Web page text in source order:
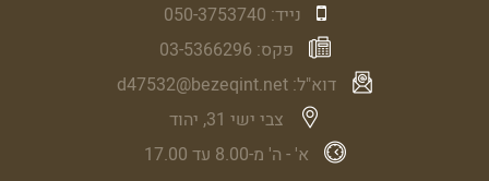
נייד: 050-3753740
פקס: 03-5366296
דוא"ל:d47532@bezeqint.net
צבי ישי 31, יהוד
א' - ה' מ-8.00 עד 17.00